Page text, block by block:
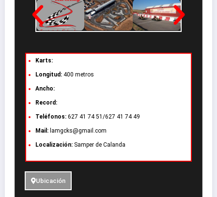
Karts:
Longitud:400 metros
Ancho:
Record:
Teléfonos: 627 41 74 51/627 41 74 49
Mail: lamgcks@gmail.com
Localización:Samper de Calanda
Ubicación